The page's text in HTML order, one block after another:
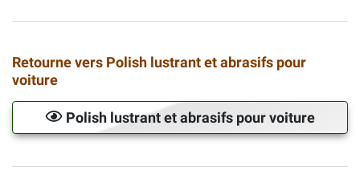
Retourne vers Polish lustrant et abrasifs pour
voiture
Polish lustrant et abrasifs pour voiture